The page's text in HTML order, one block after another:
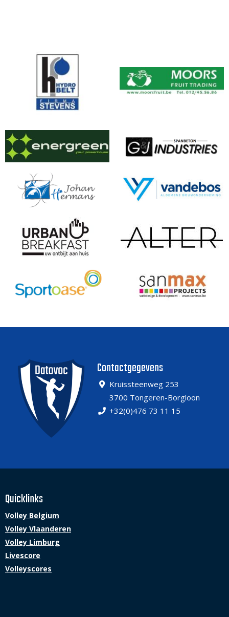
Contactgegevens
Kruissteenweg 253
3700 Tongeren-Borgloon
+32(0)476 73 11 15
Quicklinks
Volley Belgium
Volley Vlaanderen
Volley Limburg
Livescore
Volleyscores